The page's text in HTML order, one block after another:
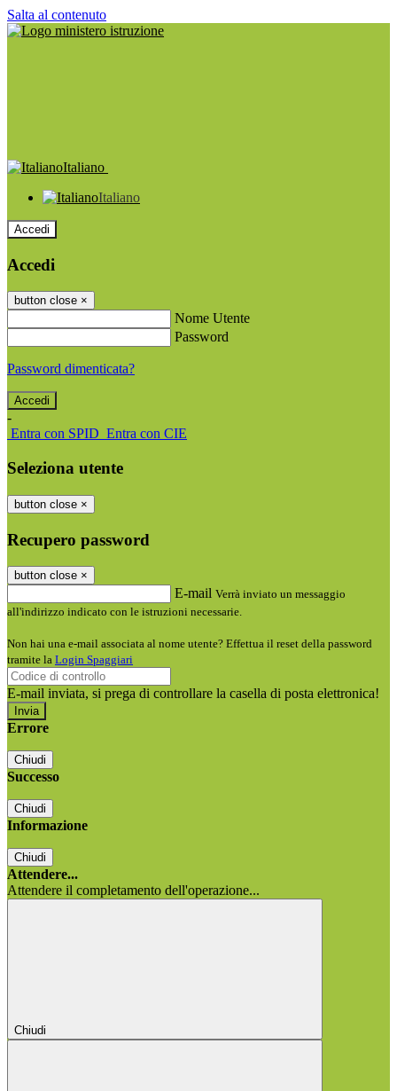
Salta al contenuto
Italiano
Italiano
Accedi
Accedi
button close ×
Nome Utente
Password
Password dimenticata?
-
Entra con SPID Entra con CIE
Seleziona utente
button close ×
Recupero password
button close ×
E-mail Verrà inviato un messaggio
all'indirizzo indicato con le istruzioni necessarie.
Non hai una e-mail associata al nome utente? Effettua il reset della password
tramite la Login Spaggiari
E-mail inviata, si prega di controllare la casella di posta elettronica!
Errore
Chiudi
Successo
Chiudi
Informazione
Chiudi
Attendere...
Attendere il completamento dell'operazione...
Chiudi